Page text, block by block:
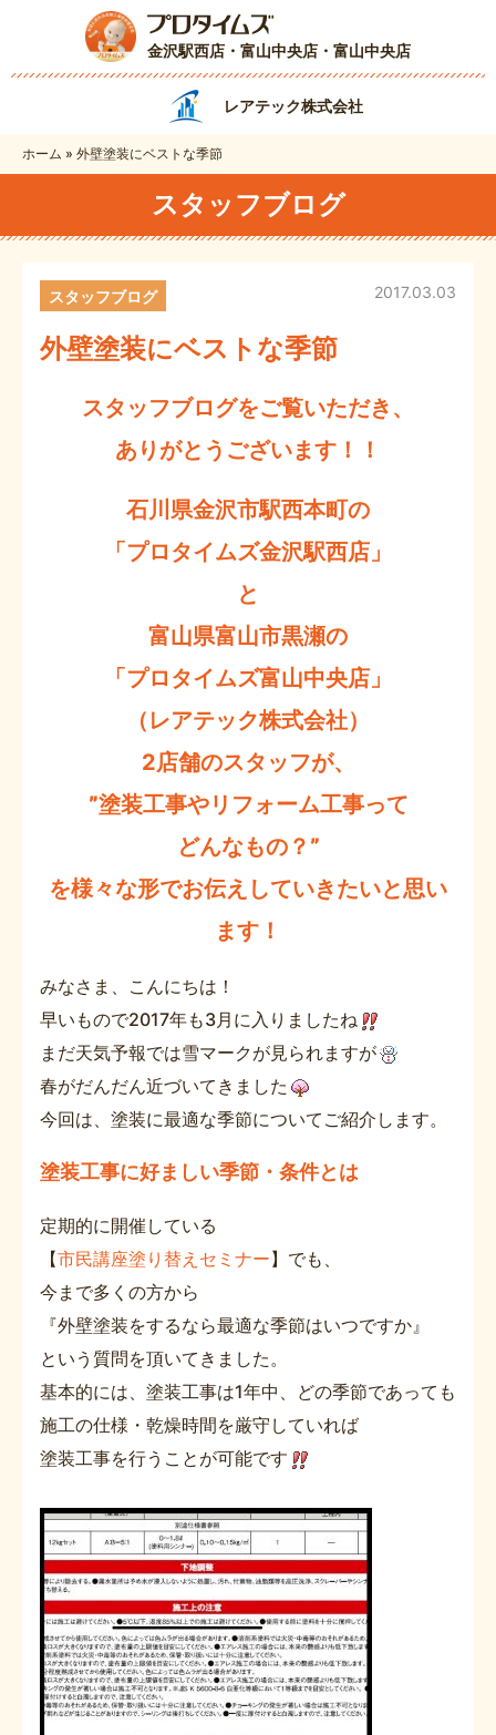
金沢駅西店・富山中央店 ・富山中央店
レアテック株式会社
ホーム » 外壁塗装にベストな季節
スタッフブログ
外壁塗装にベストな季節
2017.03.03
スタッフブログ
スタッフブログをご覧いただき、
ありがとうございます！！
石川県金沢市駅西本町の
「プロタイムズ金沢駅西店」
と
富山県富山市黒瀬の
「プロタイムズ富山中央店」
（レアテック株式会社）
2店舗のスタッフが、
”塗装工事やリフォーム工事って
どんなもの？”
を様々な形でお伝えしていきたいと思い
ます！
みなさま、こんにちは！
早いもので2017年も3月に入りましたね
まだ天気予報では雪マークが見られますが
春がだんだん近づいてきました
今回は、塗装に最適な季節についてご紹介します。
塗装工事に好ましい季節・条件とは
定期的に開催している
【市民講座塗り替えセミナー】でも、
今まで多くの方から
『外壁塗装をするなら最適な季節はいつですか』
という質問を頂いてきました。
基本的には、塗装工事は1年中、どの季節であっても
施工の仕様・乾燥時間を厳守していれば
塗装工事を行うことが可能です